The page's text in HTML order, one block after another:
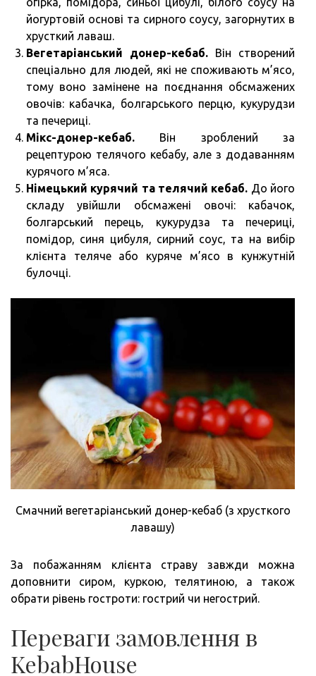
йогуртовій основі та сирного соусу, загорнутих в
хрусткий лаваш.
Вегетаріанський донер-кебаб. Він створений
спеціально для людей, які не споживають м’ясо,
тому воно замінене на поєднання обсмажених
овочів: кабачка, болгарського перцю, кукурудзи
та печериці.
Мікс-донер-кебаб. Він зроблений за
рецептурою телячого кебабу, але з додаванням
курячого м’яса.
Німецький курячий та телячий кебаб. До його
складу увійшли обсмажені овочі: кабачок,
болгарський перець, кукурудза та печериці,
помідор, синя цибуля, сирний соус, та на вибір
клієнта теляче або куряче м’ясо в кунжутній
булочці.
Смачний вегетаріанський донер-кебаб (з хрусткого
лавашу)
За побажанням клієнта страву завжди можна
доповнити сиром, куркою, телятиною, а також
обрати рівень гостроти: гострий чи негострий.
Переваги замовлення в
KebabHouse